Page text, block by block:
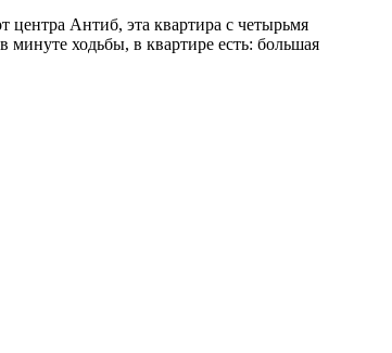
центра Антиб, эта квартира с четырьмя
ходьбы, в квартире есть: большая